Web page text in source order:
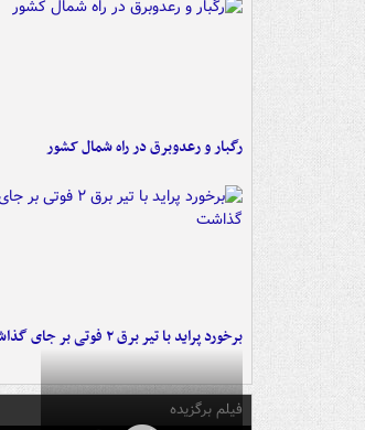
رگبار و رعدوبرق در راه شمال کشور
برخورد پراید با تیر برق ۲ فوتی بر جای گذاشت
فیلم برگزیده